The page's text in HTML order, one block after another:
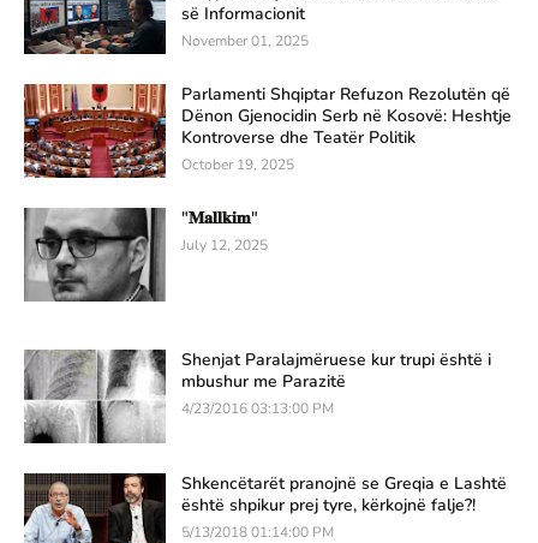
së Informacionit
November 01, 2025
Parlamenti Shqiptar Refuzon Rezolutën që
Dënon Gjenocidin Serb në Kosovë: Heshtje
Kontroverse dhe Teatër Politik
October 19, 2025
"𝐌𝐚𝐥𝐥𝐤𝐢𝐦"
July 12, 2025
Shenjat Paralajmëruese kur trupi është i
mbushur me Parazitë
4/23/2016 03:13:00 PM
Shkencëtarët pranojnë se Greqia e Lashtë
është shpikur prej tyre, kërkojnë falje?!
5/13/2018 01:14:00 PM